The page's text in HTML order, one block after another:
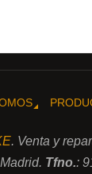
. Venta y
Tfno.: